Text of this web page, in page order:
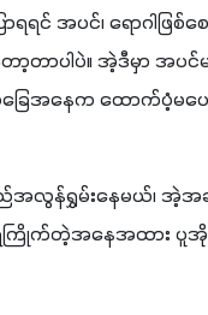
င် အပင်၊ ရောဂါဖြစ်
ာပါပဲ။ အဲ့ဒီမှာ အပင်မ
ြေအနေက ထောက်ပံ့မပေ
အလွန်ရွှမ်းနေမယ်၊ အဲ့အချိ